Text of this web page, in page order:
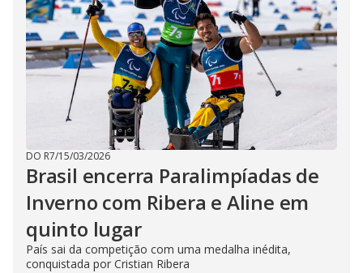
DO R7/15/03/2026
Brasil encerra Paralimpíadas de
Inverno com Ribera e Aline em
quinto lugar
País sai da competição com uma medalha inédita,
conquistada por Cristian Ribera